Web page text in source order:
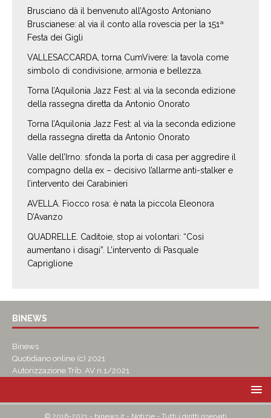
Brusciano dà il benvenuto all’Agosto Antoniano
Bruscianese: al via il conto alla rovescia per la 151ª
Festa dei Gigli
VALLESACCARDA, torna CumVivere: la tavola come
simbolo di condivisione, armonia e bellezza.
Torna l’Aquilonia Jazz Fest: al via la seconda edizione
della rassegna diretta da Antonio Onorato
Torna l’Aquilonia Jazz Fest: al via la seconda edizione
della rassegna diretta da Antonio Onorato
Valle dell’Irno: sfonda la porta di casa per aggredire il
compagno della ex – decisivo l’allarme anti-stalker e
l’intervento dei Carabinieri
AVELLA. Fiocco rosa: è nata la piccola Eleonora
D’Avanzo
QUADRELLE. Caditoie, stop ai volontari: “Così
aumentano i disagi”. L’intervento di Pasquale
Capriglione
BINEWS
Binews
Quotidiano online (c) 2021
Autorizzazione Trib. AV n.1/2021
© 2016-2021 - binews.it - Notizie - Tutti i diritti riservati